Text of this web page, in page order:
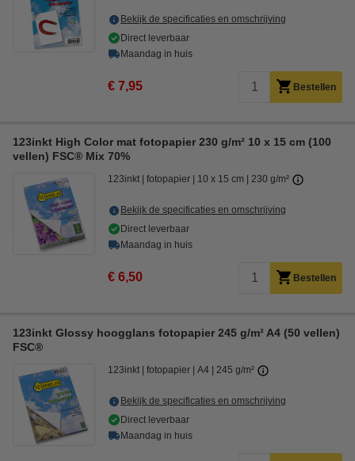
Bekijk de specificaties en omschrijving
Direct leverbaar
Maandag in huis
€ 7,95 Bestellen
123inkt High Color mat fotopapier 230 g/m² 10 x 15 cm (100
vellen) FSC® Mix 70%
123inkt fotopapier 10 x 15 cm 230 g/m²
Bekijk de specificaties en omschrijving
Direct leverbaar
Maandag in huis
€ 6,50 Bestellen
123inkt Glossy hoogglans fotopapier 245 g/m² A4 (50 vellen)
FSC®
123inkt fotopapier A4 245 g/m²
Bekijk de specificaties en omschrijving
Direct leverbaar
Maandag in huis